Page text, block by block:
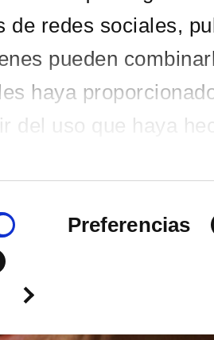
de redes sociales,
pueden
haya
del uso que haya
Preferencias